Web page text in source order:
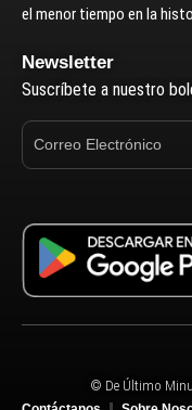
el menor tiempo en la
Newsletter
Suscríbete a nuestro
© De Último